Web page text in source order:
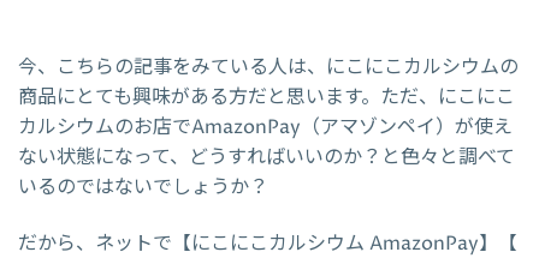
今、こちらの記事をみている人は、にこにこカルシウムの
商品にとても興味がある方だと思います。ただ、にこにこ
カルシウムのお店でAmazonPay（アマゾンペイ）が使え
ない状態になって、どうすればいいのか？と色々と調べて
いるのではないでしょうか？
だから、ネットで【にこにこカルシウム AmazonPay】【